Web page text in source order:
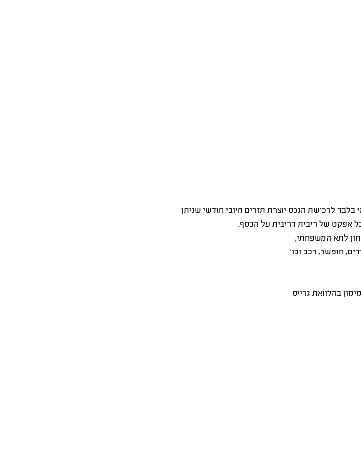
לרכישת הנכס יוצרת תזרים חיובי חודשי שניתן
אפקט של ריבית דריבית על הכסף.
לתא המשפחתי,
חופשה, רכב וכו'
בהלוואת גרייס